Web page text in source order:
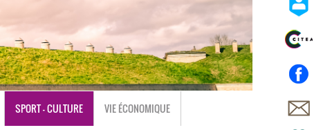
SPORT - CULTURE VIE ÉCONOMIQUE